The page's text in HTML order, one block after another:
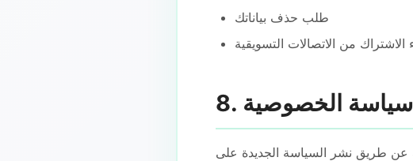
طلب حذف بياناتك
الاشتراك من الاتصالات التسويقية
طريق نشر السياسة الجديدة على